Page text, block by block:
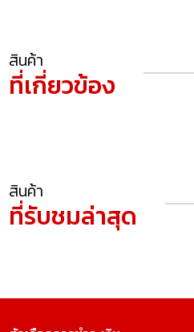
สินค้า
ที่เกี่ยวข้อง
สินค้า
ที่รับชมล่าสุด